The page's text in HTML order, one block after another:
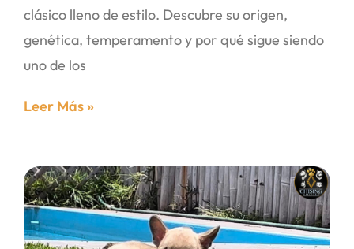
clásico lleno de estilo. Descubre su origen,
genética, temperamento y por qué sigue siendo
uno de los
Leer Más »